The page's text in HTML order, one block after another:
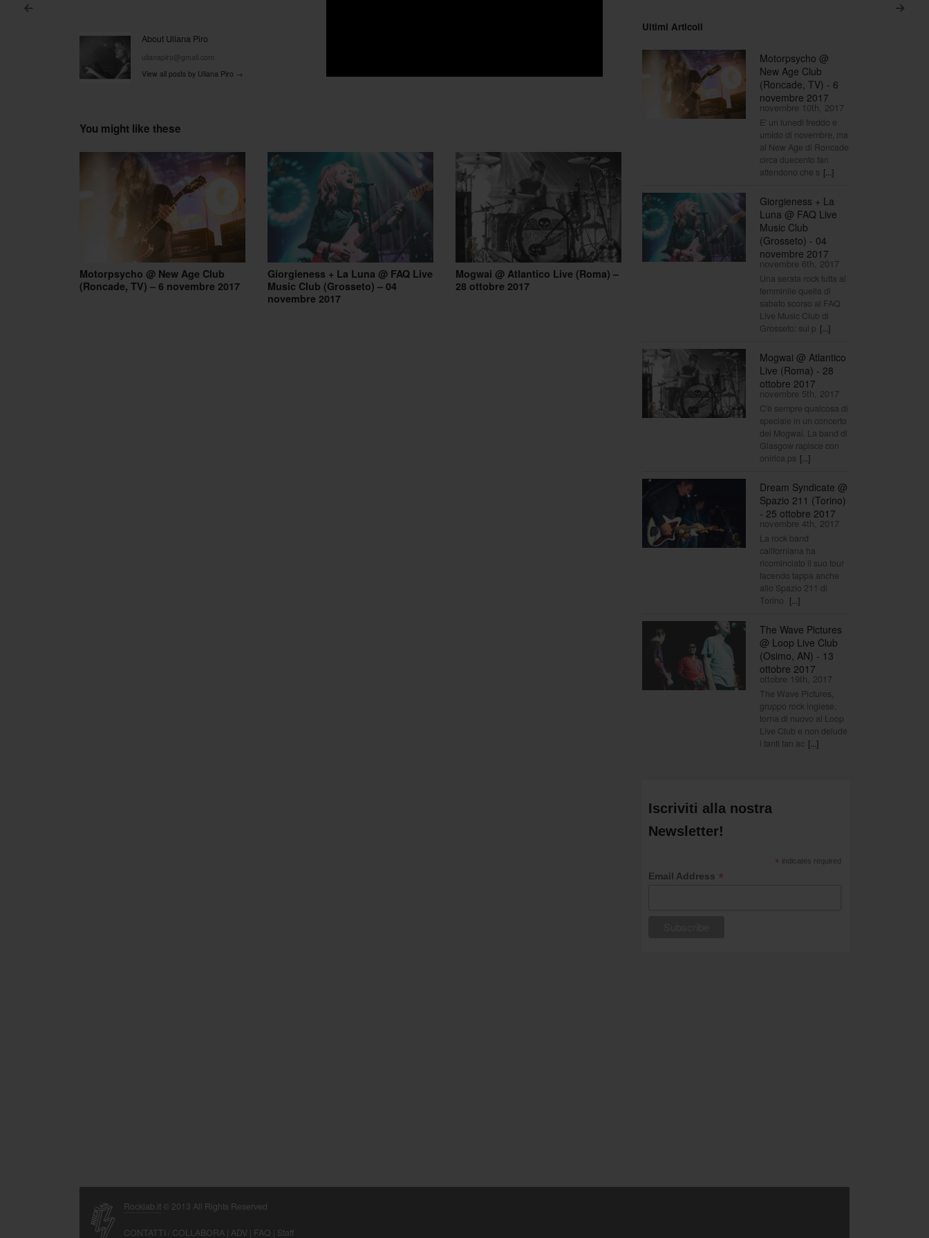
Post navigation
< >
About Uliana Piro
ulianapiro@gmail.com
View all posts by Uliana Piro →
You might like these
Motorpsycho @ New Age Club
(Roncade, TV) – 6 novembre 2017
Giorgieness + La Luna @ FAQ Live
Music Club (Grosseto) – 04
novembre 2017
Mogwai @ Atlantico Live (Roma) –
28 ottobre 2017
Ultimi Articoli
Motorpsycho @
New Age Club
(Roncade, TV) - 6
novembre 2017
novembre 10th, 2017
E' un lunedì freddo e
umido di novembre, ma
al New Age di Roncade
circa duecento fan
attendono che s [...]
Giorgieness + La
Luna @ FAQ Live
Music Club
(Grosseto) - 04
novembre 2017
novembre 6th, 2017
Una serata rock tutta al
femminile quella di
sabato scorso al FAQ
Live Music Club di
Grosseto: sul p [...]
Mogwai @ Atlantico
Live (Roma) - 28
ottobre 2017
novembre 5th, 2017
C'è sempre qualcosa di
speciale in un concerto
dei Mogwai. La band di
Glasgow rapisce con
onirica ps [...]
Dream Syndicate @
Spazio 211 (Torino)
- 25 ottobre 2017
novembre 4th, 2017
La rock band
californiana ha
ricominciato il suo tour
facendo tappa anche
allo Spazio 211 di
Torino [...]
The Wave Pictures
@ Loop Live Club
(Osimo, AN) - 13
ottobre 2017
ottobre 19th, 2017
The Wave Pictures,
gruppo rock inglese,
torna di nuovo al Loop
Live Club e non delude
i tanti fan ac [...]
Iscriviti alla nostra
Newsletter!
* indicates required
Email Address *
Rocklab.it © 2013 All Rights Reserved
CONTATTI / COLLABORA | ADV | FAQ | Staff